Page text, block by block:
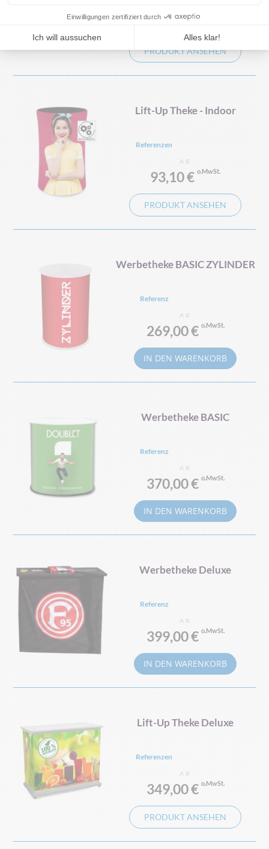
317,00 €
PRODUKT ANSEHEN
Lift-Up Theke - Indoor
Referenzen
AB
93,10 €
PRODUKT ANSEHEN
Werbetheke BASIC ZYLINDER
Referenz
AB
269,00 €
IN DEN WARENKORB
Werbetheke BASIC
Referenz
AB
370,00 €
IN DEN WARENKORB
Werbetheke Deluxe
Referenz
AB
399,00 €
IN DEN WARENKORB
Lift-Up Theke Deluxe
Referenzen
AB
349,00 €
PRODUKT ANSEHEN